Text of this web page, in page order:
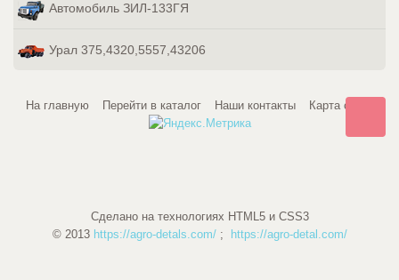
Автомобиль ЗИЛ-133ГЯ
Урал 375,4320,5557,43206
На главную Перейти в каталог Наши контакты Карта сайта
Сделано на технологиях HTML5 и CSS3
© 2013 https://agro-detals.com/; https://agro-detal.com/